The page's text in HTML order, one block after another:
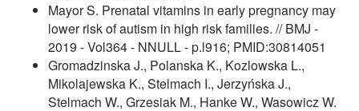
Mayor S. Prenatal vitamins in early pregnancy may
lower risk of autism in high risk families. // BMJ -
2019 - Vol364 - NNULL - p.l916; PMID:30814051
Gromadzinska J., Polanska K., Kozlowska L.,
Mikolajewska K., Stelmach I., Jerzyńska J.,
Stelmach W., Grzesiak M., Hanke W., Wasowicz W.